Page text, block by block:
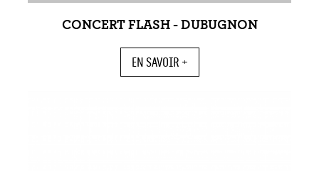
CONCERT FLASH - DUBUGNON
EN SAVOIR +